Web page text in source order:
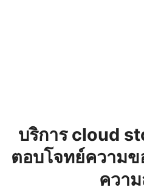
บริการ cloud
ตอบโจทย์ความข
ควา